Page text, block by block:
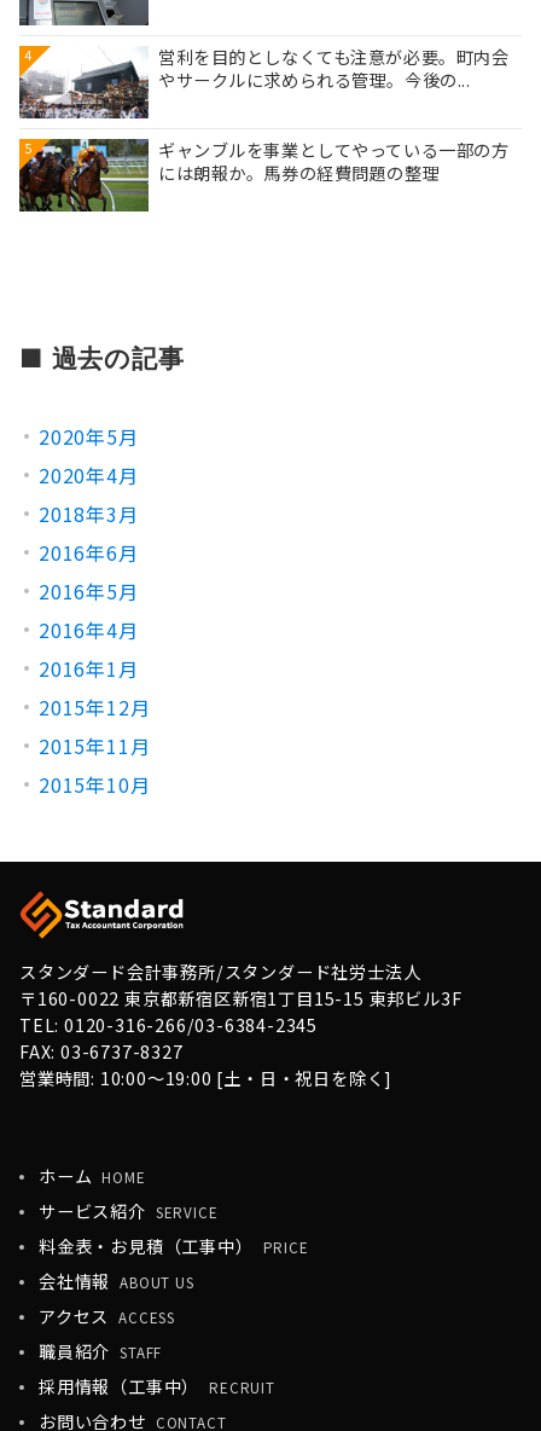
4
営利を目的としなくても注意が必要。町内会
やサークルに求められる管理。今後の...
5
ギャンブルを事業としてやっている一部の方
には朗報か。馬券の経費問題の整理
■ 過去の記事
2020年5月
2020年4月
2018年3月
2016年6月
2016年5月
2016年4月
2016年1月
2015年12月
2015年11月
2015年10月
スタンダード会計事務所/スタンダード社労士法人
〒160-0022 東京都新宿区新宿1丁目15-15 東邦ビル3F
TEL: 0120-316-266/03-6384-2345
FAX: 03-6737-8327
営業時間: 10:00〜19:00 [土・日・祝日を除く]
ホーム HOME
サービス紹介 SERVICE
料金表・お見積（工事中） PRICE
会社情報 ABOUT US
アクセス ACCESS
職員紹介 STAFF
採用情報（工事中） RECRUIT
お問い合わせ CONTACT